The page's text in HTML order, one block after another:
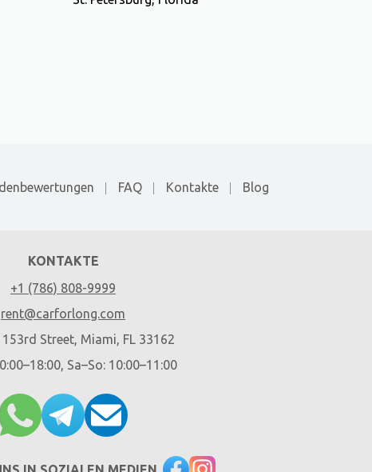
FAQ Kontakte Blog
KONTAKTE
+1 (786) 808-9999
rent@carforlong.com
153rd Street, Miami, FL 33162
Sa–So: 10:00–11:00